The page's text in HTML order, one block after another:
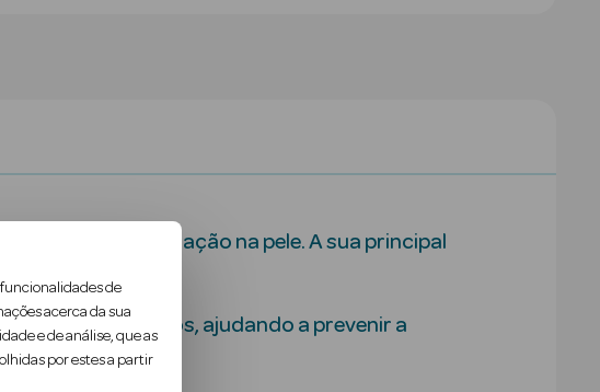
de
acerca da sua
e de análise, que as
por estes a partir
a sua penetração na pele. A sua principal
os poros, ajudando a prevenir a